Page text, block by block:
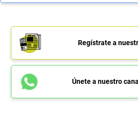
Regístrate a
Únete a nuestro